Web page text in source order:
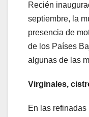
Recién
septiembre, la
presencia de
de los Países
algunas de las
Virginales,
En las refinadas